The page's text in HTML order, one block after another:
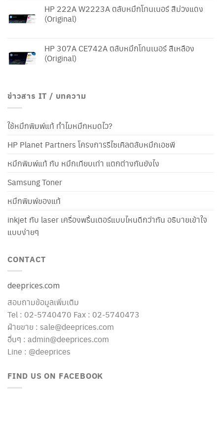
HP 222A W2223A ตลับหมึกโทนเนอร์ สีม่วงแดง
(Original)
HP 307A CE742A ตลับหมึกโทนเนอร์ สีเหลือง
(Original)
ข่าวสาร IT / บทความ
ใช้หมึกพิมพ์แท้ ทำไมหมึกหมดไว?
HP Planet Partners โครงการรีไซเคิลตลับหมึกเอชพี
หมึกพิมพ์แท้ กับ หมึกเทียบเท่า แตกต่างกันยังไง
Samsung Toner
หมึกพิมพ์ของแท้
inkjet กับ laser เครื่องพริ้นเตอร์แบบไหนดีกว่ากัน อธิบายเข้าใจ
แบบง่ายๆ
CONTACT
deeprices.com
สอบถามข้อมูลเพิ่มเติม
Tel : 02-5740470 Fax : 02-5740473
ฝ่ายขาย : sale@deeprices.com
อื่นๆ : admin@deeprices.com
Line : @deeprices
FIND US ON FACEBOOK